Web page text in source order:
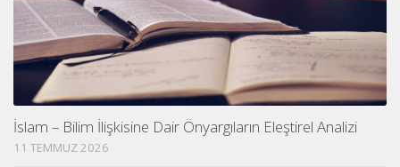
İslam – Bilim İlişkisine Dair Önyargıların Eleştirel Analizi
11 TEMMUZ 2026